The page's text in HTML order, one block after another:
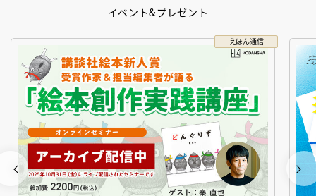
イベント&プレゼント
えほん通信